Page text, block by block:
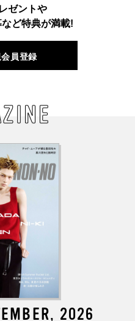
ゼントや
ど特典が満載!
員登録
2026